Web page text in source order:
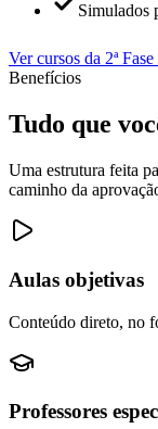
Simulados
Ver cursos da 2ª Fase
Benefícios
Tudo que
Uma estrutura feita
caminho da
Aulas objetivas
Conteúdo direto, no
Professores